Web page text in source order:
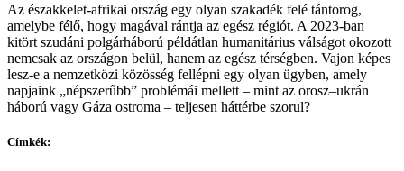
Az északkelet-afrikai ország egy olyan szakadék felé tántorog,
amelybe félő, hogy magával rántja az egész régiót. A 2023-ban
kitört szudáni polgárháború példátlan humanitárius válságot okozott
nemcsak az országon belül, hanem az egész térségben. Vajon képes
lesz-e a nemzetközi közösség fellépni egy olyan ügyben, amely
napjaink „népszerűbb” problémái mellett – mint az orosz–ukrán
háború vagy Gáza ostroma – teljesen háttérbe szorul?
Címkék: